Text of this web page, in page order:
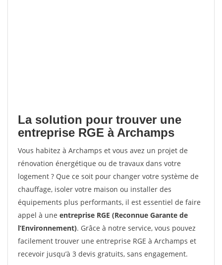
La solution pour trouver une
entreprise RGE à Archamps
Vous habitez à Archamps et vous avez un projet de
rénovation énergétique ou de travaux dans votre
logement ? Que ce soit pour changer votre système de
chauffage, isoler votre maison ou installer des
équipements plus performants, il est essentiel de faire
appel à une entreprise RGE (Reconnue Garante de
l’Environnement). Grâce à notre service, vous pouvez
facilement trouver une entreprise RGE à Archamps et
recevoir jusqu’à 3 devis gratuits, sans engagement.